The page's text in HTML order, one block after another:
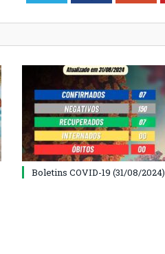
Boletins COVID-19 (31/08/2024)